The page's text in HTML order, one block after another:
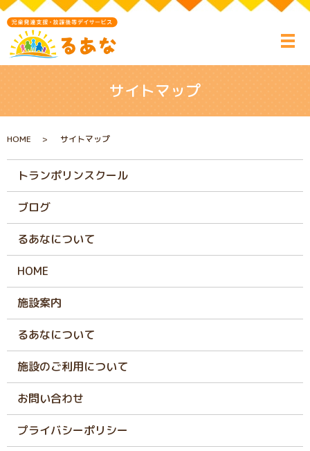
サイトマップ
HOME サイトマップ
トランポリンスクール
ブログ
るあなについて
HOME
施設案内
るあなについて
施設のご利用について
お問い合わせ
プライバシーポリシー